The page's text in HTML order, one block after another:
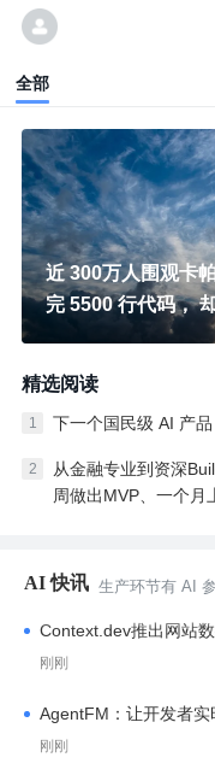
全部
近 300万人围观卡
完 5500 行代码，
精选阅读
1 下一个国民级 AI 产
2
从金融专业到资深
周做出MVP、一个月
AI 快讯 生产环节有 AI
Context.dev推出网站
刚刚
AgentFM：让开发者
刚刚